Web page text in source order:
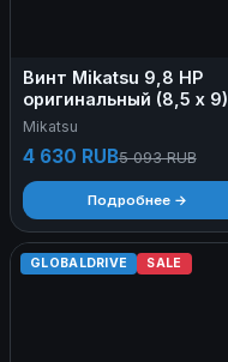
Винт Mikatsu 9,8 HP
оригинальный (8,5 х 9)
Mikatsu
4 630 RUB5 093 RUB
Подробнее →
GLOBALDRIVE SALE